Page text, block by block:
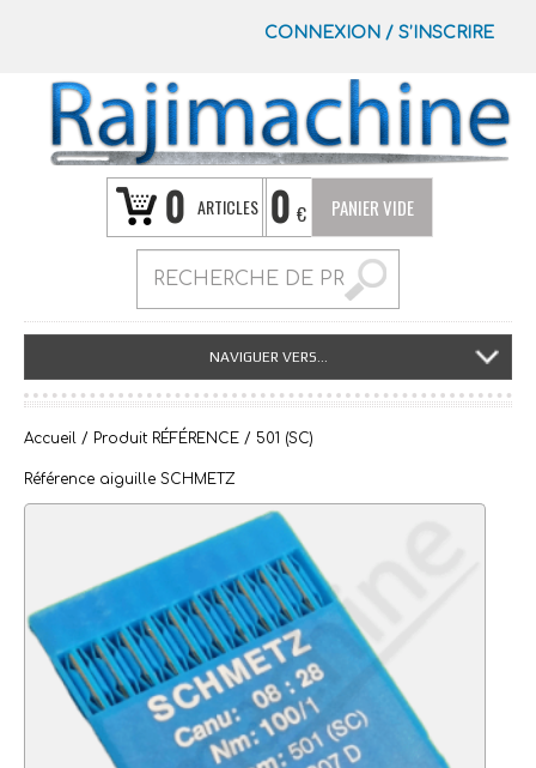
CONNEXION / S’INSCRIRE
0 ARTICLES 0 € PANIER VIDE
NAVIGUER VERS...
Accueil / Produit RÉFÉRENCE / 501 (SC)
Référence aiguille SCHMETZ